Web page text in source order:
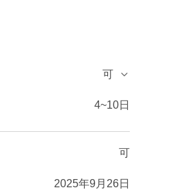
可
4~10日
可
2025年9月26日